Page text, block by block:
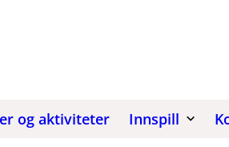
og aktiviteter Innspill